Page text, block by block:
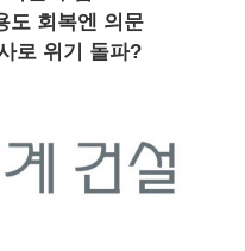
도 회복엔 의문
로 위기 돌파?